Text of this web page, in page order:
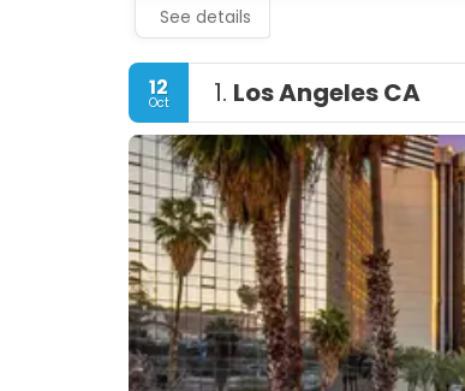
See details
12
Oct 1. Los Angeles CA